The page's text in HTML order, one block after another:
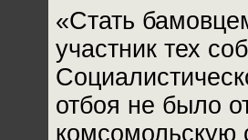
«Стать
участник тех
отбоя не было
комсомольскую